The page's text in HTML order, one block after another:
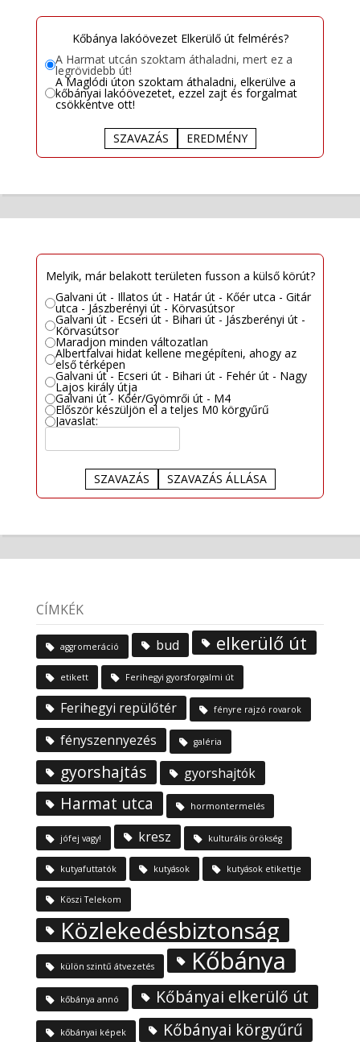
Kőbánya lakóövezet Elkerülő út felmérés?
A Harmat utcán szoktam áthaladni, mert ez a
legrövidebb út!
A Maglódi úton szoktam áthaladni, elkerülve a
kőbányai lakóövezetet, ezzel zajt és forgalmat
csökkentve ott!
SZAVAZÁS EREDMÉNY
Melyik, már belakott területen fusson a külső körút?
Galvani út - Illatos út - Határ út - Kőér utca - Gitár
utca - Jászberényi út - Körvasútsor
Galvani út - Ecseri út - Bihari út - Jászberényi út -
Körvasútsor
Maradjon minden változatlan
Albertfalvai hidat kellene megépíteni, ahogy az
első térképen
Galvani út - Ecseri út - Bihari út - Fehér út - Nagy
Lajos király útja
Galvani út - Kőér/Gyömrői út - M4
Először készüljön el a teljes M0 körgyűrű
Javaslat:
SZAVAZÁS SZAVAZÁS ÁLLÁSA
CÍMKÉK
aggromeráció bud elkerülő út
etikett Ferihegyi gyorsforgalmi út
Ferihegyi repülőtér fényre rajzó rovarok
fényszennyezés galéria
gyorshajtás gyorshajtók
Harmat utca hormontermelés
jófej vagy! kresz kulturális örökség
kutyafuttatók kutyások kutyások etikettje
Köszi Telekom
Közlekedésbiztonság
külön szintű átvezetés Kőbánya
kőbánya annó Kőbányai elkerülő út
kőbányai képek Kőbányai körgyűrű